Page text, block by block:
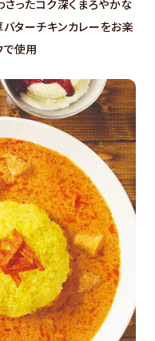
さったコク深くまろやかな
ターチキンカレーをお楽
で使用